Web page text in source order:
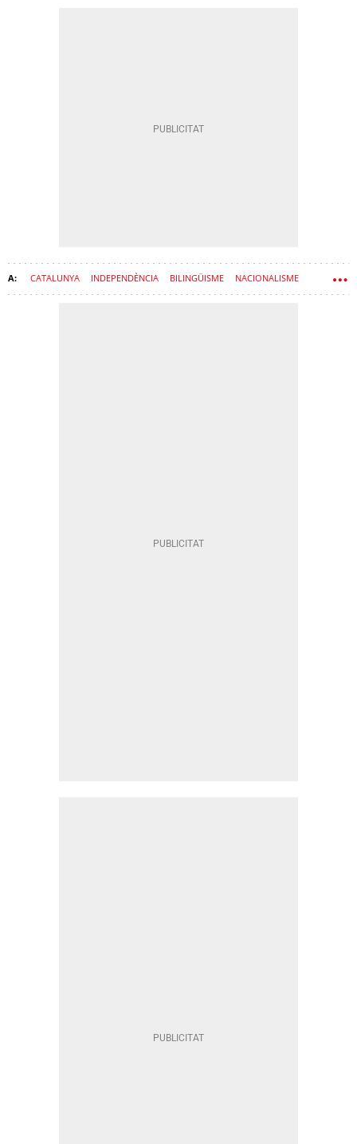
CATALUNYA INDEPENDÈNCIA BILINGÜISME NACIONALISME